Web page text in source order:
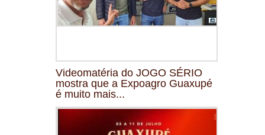
Videomatéria do JOGO SÉRIO
mostra que a Expoagro Guaxupé
é muito mais...